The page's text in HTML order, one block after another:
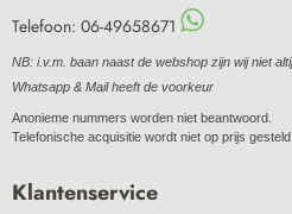
Telefoon: 06-49658671
NB: i.v.m. baan naast de webshop zijn wij niet
Whatsapp & Mail heeft de voorkeur
Anonieme nummers worden niet beantwoord.
Telefonische acquisitie wordt niet op prijs gesteld
Klantenservice